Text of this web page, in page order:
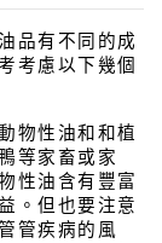
品有不同的成
考慮以下幾個
物性油和和植
等家畜或家
性油含有豐富
。但也要注意
管疾病的風